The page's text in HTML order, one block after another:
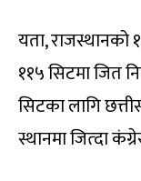
यता, राजस्थानको
११५ सिटमा जित
सिटका लागि
स्थानमा जित्दा